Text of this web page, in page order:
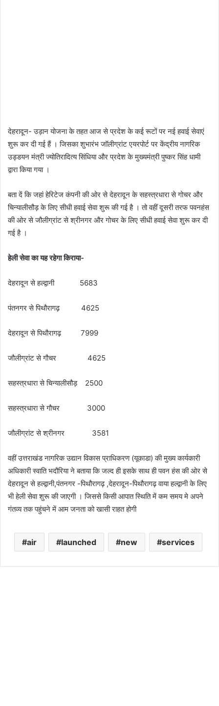
देहरादून- उड़ान योजना के तहत आज से प्रदेश के कई रूटों पर नई हवाई सेवाएं
शुरू कर दी गई हैं । जिसका शुभारंभ जॉलीग्रांट एयरपोर्ट पर केंद्रीय नागरिक
उड्डयन मंत्री ज्योतिरादित्य सिंधिया और प्रदेश के मुख्यमंत्री पुष्कर सिंह धामी
द्वारा किया गया ।
बता दें कि जहां हेरिटेज कंपनी की ओर से देहरादून के सहस्त्रधारा से गोचर और
चिन्यालीसौड़ के लिए सीधी हवाई सेवा शुरू की गई है । तो वहीं दूसरी तरफ पवनहंस
की ओर से जौलीग्रांट से श्रीनगर और गोचर के लिए सीधी हवाई सेवा शुरू कर दी
गई है ।
हेली सेवा का यह रहेगा किराया-
देहरादून से हल्द्वानी 5683
पंतनगर से पिथौरागढ़ 4625
देहरादून से पिथौरागढ़ 7999
जौलीग्रांट से गौचर 4625
सहस्त्रधारा से चिन्यालीसौड़ 2500
सहस्त्रधारा से गौचर 3000
जौलीग्रांट से श्रीनगर 3581
वहीं उत्तराखंड नागरिक उद्यान विकास प्राधिकरण (यूकाडा) की मुख्य कार्यकारी
अधिकारी स्वाति भदौरिया ने बताया कि जल्द ही इसके साथ ही पवन हंस की ओर से
देहरादून से हल्द्वानी,पंतनगर -पिथौरागढ़ ,देहरादून-पिथौरागढ़ वाया हल्द्वानी के लिए
भी हेली सेवा शुरू की जाएगी । जिससे किसी आपात स्थिति में कम समय मे अपने
गंतव्य तक पहुंचने में आम जनता को खासी राहत होगी
air launched new services